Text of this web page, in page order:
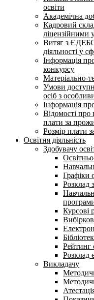
освіти
Академічна
Кадровий
ліцензійними
Витяг з
діяльності у
Інформація
конкурсу
Матеріально-
Умови
осіб з
Інформація
Відомості про
плати за
Розмір плати
Освітня діяльність
Здобувачу
Графіки
Розклад
Курсові
Рейтинг
Розклад
Викладачу